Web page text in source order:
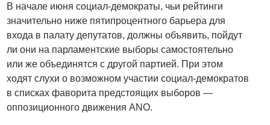
В начале июня социал-демократы, чьи рейтинги
значительно ниже пятипроцентного барьера для
входа в палату депутатов, должны объявить, пойдут
ли они на парламентские выборы самостоятельно
или же объединятся с другой партией. При этом
ходят слухи о возможном участии социал-демократов
в списках фаворита предстоящих выборов —
оппозиционного движения ANO.